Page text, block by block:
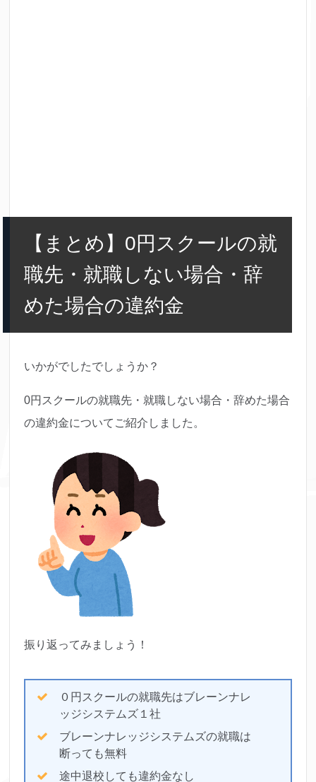
【まとめ】0円スクールの就
職先・就職しない場合・辞
めた場合の違約金
いかがでしたでしょうか？
0円スクールの就職先・就職しない場合・辞めた場合
の違約金についてご紹介しました。
振り返ってみましょう！
０円スクールの就職先はブレーンナレ
ッジシステムズ１社
ブレーンナレッジシステムズの就職は
断っても無料
途中退校しても違約金なし